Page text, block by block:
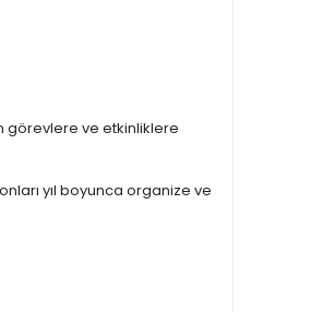
görevlere ve etkinliklere
yıl boyunca organize ve